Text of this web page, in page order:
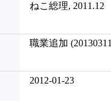
ねこ総理, 2011.12
職業追加
2012-01-23